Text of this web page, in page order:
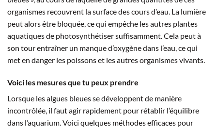
organismes recouvrent la surface des cours d’eau. La lumière
peut alors être bloquée, ce qui empêche les autres plantes
aquatiques de photosynthétiser suffisamment. Cela peut à
son tour entraîner un manque d’oxygène dans l’eau, ce qui
met en danger les poissons et les autres organismes vivants.
Voici les mesures que tu peux prendre
Lorsque les algues bleues se développent de manière
incontrôlée, il faut agir rapidement pour rétablir l’équilibre
dans l’aquarium. Voici quelques méthodes efficaces pour